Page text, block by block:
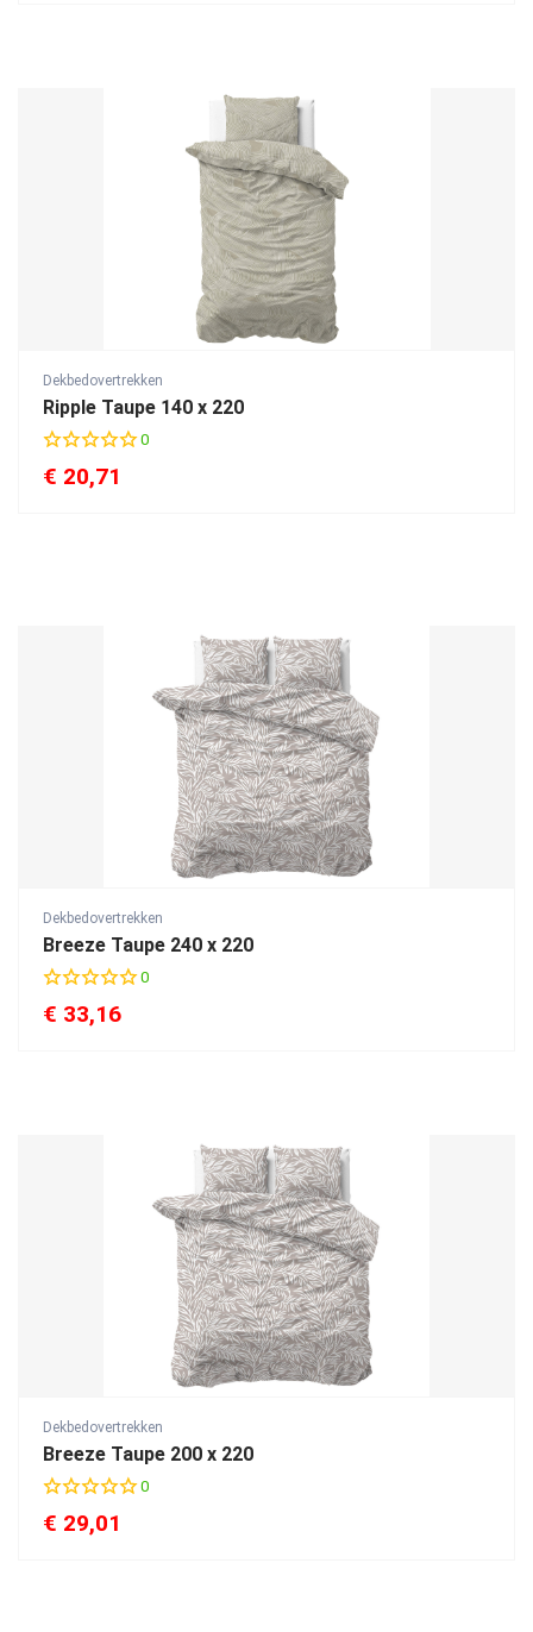
Dekbedovertrekken
Ripple Taupe 140 x 220
0
€ 20,71
Dekbedovertrekken
Breeze Taupe 240 x 220
0
€ 33,16
Dekbedovertrekken
Breeze Taupe 200 x 220
0
€ 29,01